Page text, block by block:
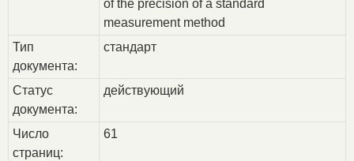
of the precision of a standard
measurement method
Тип
документа:
стандарт
Статус
документа:
действующий
Число
страниц:
61